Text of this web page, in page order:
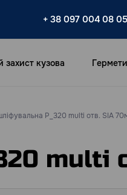
+ 38 097 004 08 05
захист кузова
Р_320 multi отв. SIA